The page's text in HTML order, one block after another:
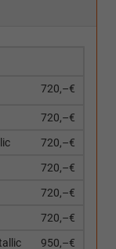
720,–€
720,–€
720,–€
720,–€
720,–€
720,–€
950,–€